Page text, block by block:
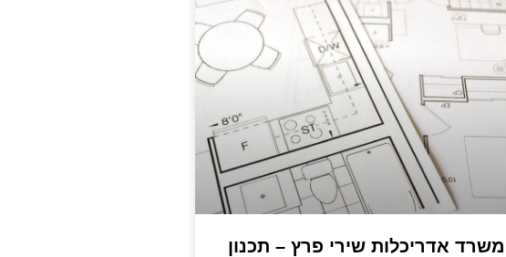
משרד אדריכלות שירי פרץ – תכנון